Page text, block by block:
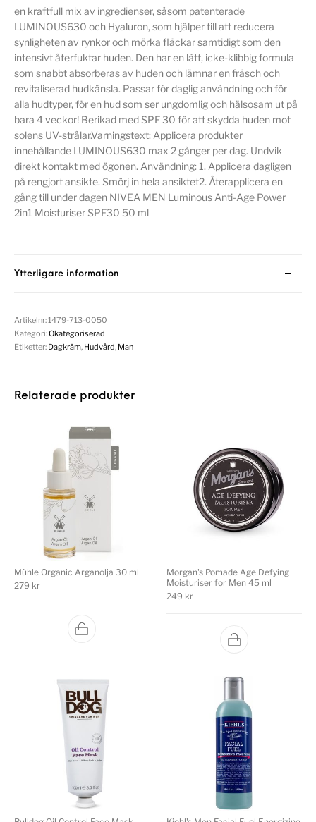
en kraftfull mix av ingredienser, såsom patenterade
LUMINOUS630 och Hyaluron, som hjälper till att reducera
synligheten av rynkor och mörka fläckar samtidigt som den
intensivt återfuktar huden. Den har en lätt, icke-klibbig formula
som snabbt absorberas av huden och lämnar en fräsch och
revitaliserad hudkänsla. Passar för daglig användning och för
alla hudtyper, för en hud som ser ungdomlig och hälsosam ut på
bara 4 veckor! Berikad med SPF 30 för att skydda huden mot
solens UV-strålar.Varningstext: Applicera produkter
innehållande LUMINOUS630 max 2 gånger per dag. Undvik
direkt kontakt med ögonen. Användning: 1. Applicera dagligen
på rengjort ansikte. Smörj in hela ansiktet2. Återapplicera en
gång till under dagen NIVEA MEN Luminous Anti-Age Power
2in1 Moisturiser SPF30 50 ml
Ytterligare information
Artikelnr:1479-713-0050
Kategori:Okategoriserad
Etiketter: Dagkräm Hudvård Man
Relaterade produkter
Mühle Organic Arganolja 30 ml
279 kr
Morgan's Pomade Age Defying
Moisturiser for Men 45 ml
249 kr